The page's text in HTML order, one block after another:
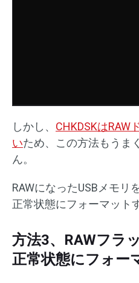
しかし、 CHKDSKはRAW
いため、この方法もうま
ん。
RAWになったUSBメモリ
正常状態にフォーマット
方法3、RAWフラ
正常状態にフォー